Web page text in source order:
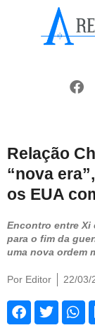
Relação
“nova
os EUA
Encontro entre Xi
para o fim da
uma nova ordem
Por Editor 22/03/